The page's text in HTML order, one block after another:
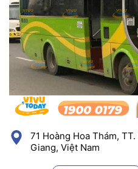
71 Hoàng Hoa Thám,
Giang, Việt Nam